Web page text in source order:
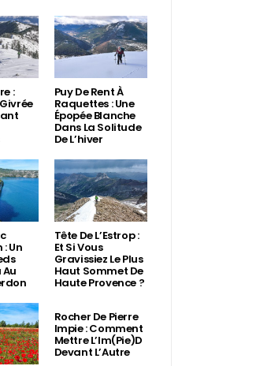
: Puy De Rent À
Raquettes : Une
Épopée Blanche
Dans La Solitude
De L’hiver
: Un
Au
Tête De L’Estrop :
Et Si Vous
Gravissiez Le Plus
Haut Sommet De
Haute Provence ?
Rocher De Pierre
Impie : Comment
Mettre L’Im(Pie)d
Devant L’Autre